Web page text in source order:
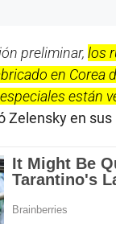
preliminar, los
en Corea
están
Zelensky en